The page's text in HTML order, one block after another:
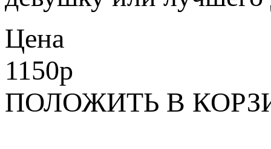
Цена
1150p
ПОЛОЖИТЬ В